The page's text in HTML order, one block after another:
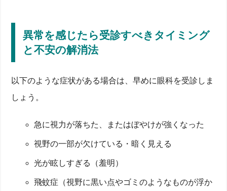
異常を感じたら受診すべきタイミング
と不安の解消法
以下のような症状がある場合は、早めに眼科を受診しま
しょう。
急に視力が落ちた、またはぼやけが強くなった
視野の一部が欠けている・暗く見える
光が眩しすぎる（羞明）
飛蚊症（視野に黒い点やゴミのようなものが浮か